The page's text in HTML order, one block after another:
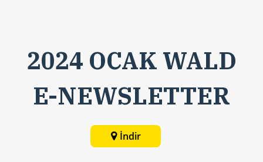
2024 OCAK WALD
E-NEWSLETTER
İndir